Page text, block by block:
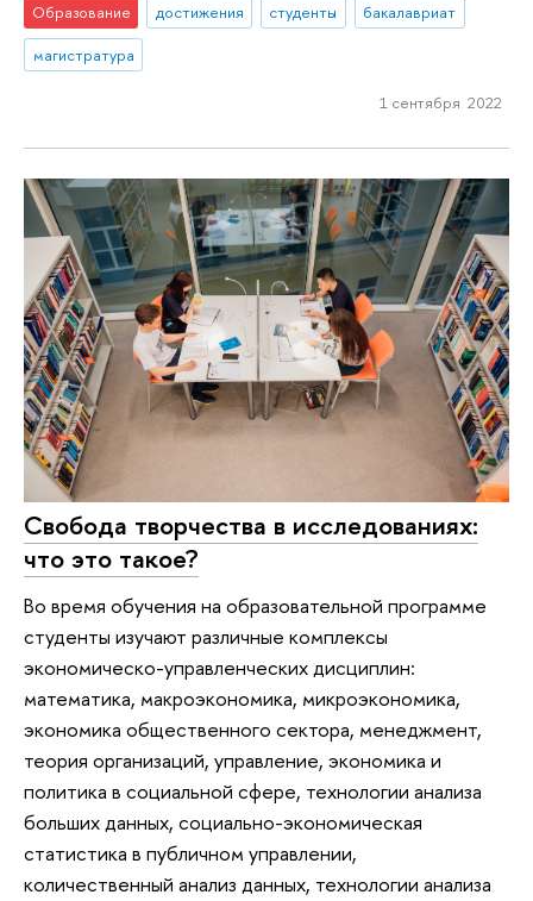
Образование достижения студенты
бакалавриат
магистратура
1 сентября 2022
Свобода творчества в исследованиях:
что это такое?
Во время обучения на образовательной программе
студенты изучают различные комплексы
экономическо-управленческих дисциплин:
математика, макроэкономика, микроэкономика,
экономика общественного сектора, менеджмент,
теория организаций, управление, экономика и
политика в социальной сфере, технологии анализа
больших данных, социально-экономическая
статистика в публичном управлении,
количественный анализ данных, технологии анализа